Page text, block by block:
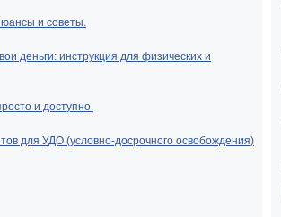
и советы.
деньги: инструкция для физических и
и доступно.
для УДО (условно-досрочного освобождения)